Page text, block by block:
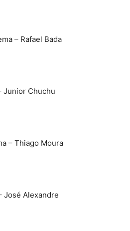
– Rafael Bada
Junior Chuchu
– Thiago Moura
José Alexandre